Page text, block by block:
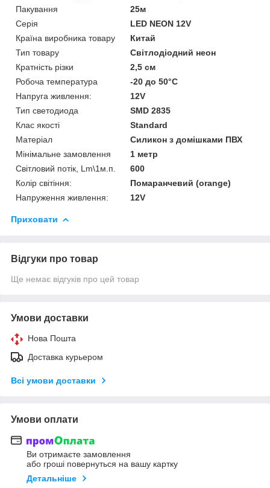
Пакування
25м
Серія
LED NEON 12V
Країна виробника товару
Китай
Тип товару
Світлодіодний неон
Кратність різки
2,5 см
Робоча температура
-20 до 50°С
Напруга живлення:
12V
Тип светодиода
SMD 2835
Клас якості
Standard
Матеріал
Силикон з домішками ПВХ
Мінімальне замовлення
1 метр
Світловий потік, Lm\1м.п.
600
Колір світіння:
Помаранчевий (orange)
Напруження живлення:
12V
Приховати
Відгуки про товар
Ще немає відгуків про цей товар
Умови доставки
Нова Пошта
Доставка курьером
Всі умови доставки
Умови оплати
Ви отримаєте замовлення
або гроші повернуться на вашу картку
Детальніше